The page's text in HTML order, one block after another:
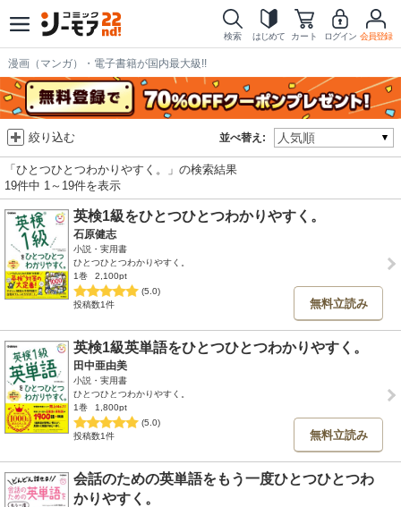
検索 はじめて カート ログイン 会員登録
漫画（マンガ）・電子書籍が国内最大級!!
並べ替え:
絞り込む
「ひとつひとつわかりやすく。」の検索結果
19件中 1～19件を表示
英検1級をひとつひとつわかりやすく。
石原健志
小説・実用書
ひとつひとつわかりやすく。
1巻
2,100pt
(5.0)
投稿数1件
無料立読み
英検1級英単語をひとつひとつわかりやすく。
田中亜由美
小説・実用書
ひとつひとつわかりやすく。
1巻
1,800pt
(5.0)
投稿数1件
無料立読み
会話のための英単語をもう一度ひとつひとつわ
かりやすく。